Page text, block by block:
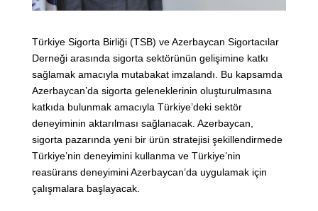
Türkiye Sigorta Birliği (TSB) ve Azerbaycan Sigortacılar
Derneği arasında sigorta sektörünün gelişimine katkı
sağlamak amacıyla mutabakat imzalandı. Bu kapsamda
Azerbaycan’da sigorta geleneklerinin oluşturulmasına
katkıda bulunmak amacıyla Türkiye’deki sektör
deneyiminin aktarılması sağlanacak. Azerbaycan,
sigorta pazarında yeni bir ürün stratejisi şekillendirmede
Türkiye’nin deneyimini kullanma ve Türkiye’nin
reasürans deneyimini Azerbaycan’da uygulamak için
çalışmalara başlayacak.